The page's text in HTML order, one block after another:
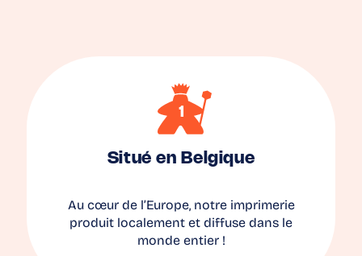
Situé en Belgique
Au cœur de l’Europe, notre imprimerie
produit localement et diffuse dans le
monde entier !